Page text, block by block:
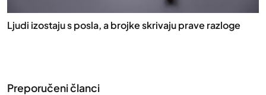
Ljudi izostaju s posla, a brojke skrivaju prave razloge
Preporučeni članci